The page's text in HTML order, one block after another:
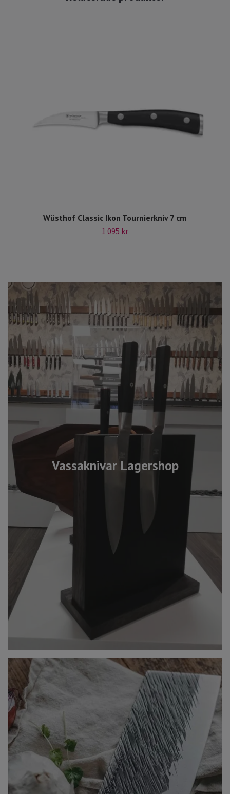
Vassaknivar Lagershop
Wüsthof Classic Ikon Tournierkniv 7 cm
1 095 kr